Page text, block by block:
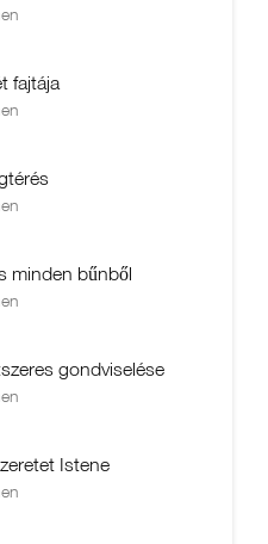
fajtája
minden bűnből
gondviselése
Istene